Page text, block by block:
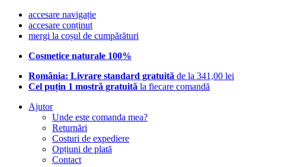
accesare navigație
accesare conținut
mergi la coșul de cumpărături
Cosmetice naturale 100%
România: Livrare standard gratuită de la 341,00 lei
Cel puțin 1 mostră gratuită la fiecare comandă
Ajutor
Unde este comanda mea?
Returnări
Costuri de expediere
Opțiuni de plată
Contact